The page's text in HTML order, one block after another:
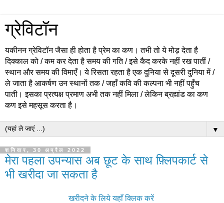
ग्रेविटॉन
यकीनन ग्रेविटॉन जैसा ही होता है प्रेम का कण। तभी तो ये मोड़ देता है
दिक्काल को / कम कर देता है समय की गति / इसे कैद करके नहीं रख पातीं /
स्थान और समय की विमाएँ। ये रिसता रहता है एक दुनिया से दूसरी दुनिया में /
ले जाता है आकर्षण उन स्थानों तक / जहाँ कवि की कल्पना भी नहीं पहुँच
पाती। इसका प्रत्यक्ष प्रमाण अभी तक नहीं मिला / लेकिन ब्रह्मांड का कण
कण इसे महसूस करता है।
▼
शनिवार, 30 अप्रैल 2022
मेरा पहला उपन्यास अब छूट के साथ फ़्लिपकार्ट से
भी खरीदा जा सकता है
खरीदने के लिये यहा‍ँ क्लिक करें